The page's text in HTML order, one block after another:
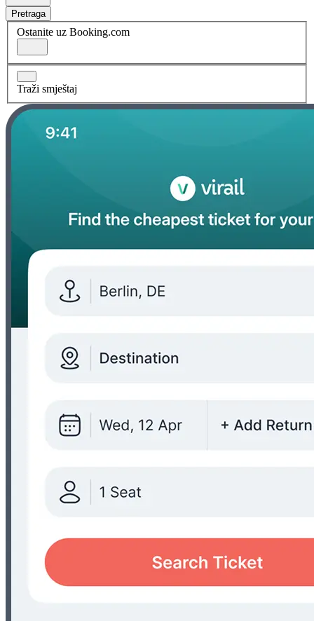
Pretraga
Ostanite uz Booking.com
Traži smještaj